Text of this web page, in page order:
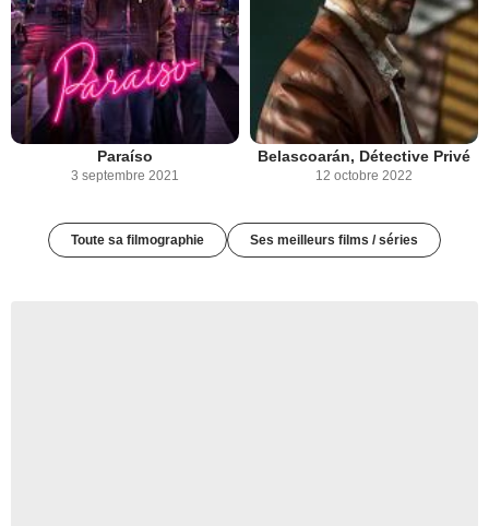
Paraíso
3 septembre 2021
Belascoarán, Détective Privé
12 octobre 2022
Toute sa filmographie Ses meilleurs films / séries